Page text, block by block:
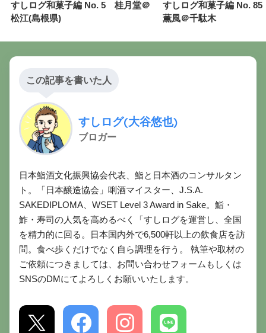
すしログ和菓子編 No. 5 桂月堂＠
松江(島根県)
すしログ和菓子編 No.
薫風＠千駄木
この記事を書いた人
すしログ(大谷悠也)
ブロガー
日本鮨酒文化振興協会代表、鮨と日本酒のコンサルタン
ト。「日本醸造協会」唎酒マイスター、J.S.A.
SAKEDIPLOMA、WSET Level 3 Award in Sake。鮨・
鮓・寿司の人気を高めるべく「すしログを運営し、全国
を精力的に回る。日本国内外で6,500軒以上の飲食店を訪
問。食べ歩くだけでなく自ら調理を行う。 執筆や取材の
ご依頼につきましては、お問い合わせフォームもしくは
SNSのDMにてよろしくお願いいたします。